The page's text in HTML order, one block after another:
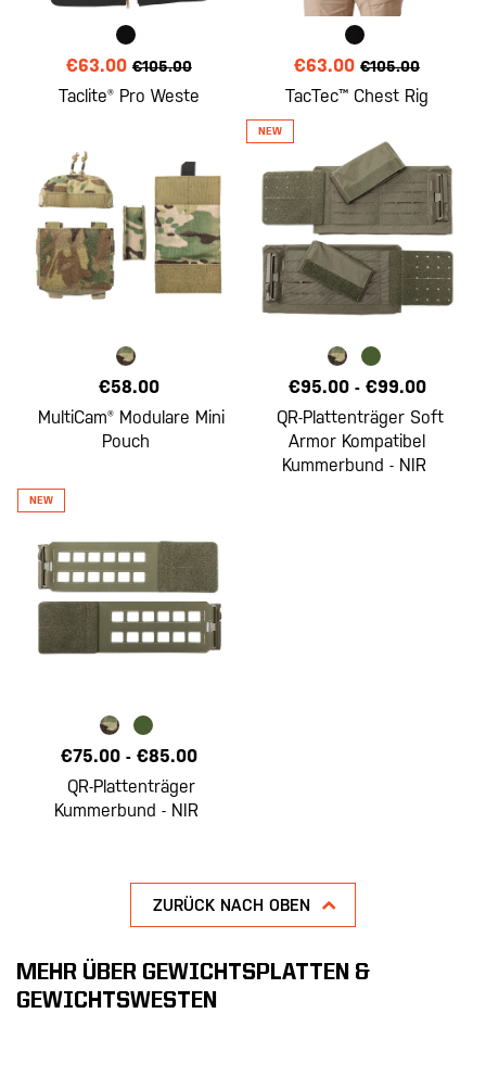
€63.00 €105.00
Taclite® Pro Weste
€63.00 €105.00
TacTec™ Chest Rig
€58.00
MultiCam® Modulare Mini
Pouch
€95.00- €99.00
QR-Plattenträger Soft
Armor Kompatibel
Kummerbund - NIR
€75.00- €85.00
QR-Plattenträger
Kummerbund - NIR
ZURÜCK NACH OBEN
MEHR ÜBER GEWICHTSPLATTEN &
GEWICHTSWESTEN